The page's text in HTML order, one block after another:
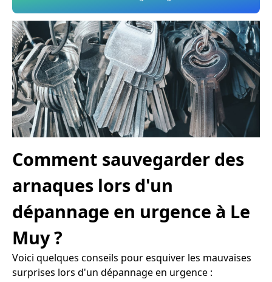
Comment sauvegarder des
arnaques lors d'un
dépannage en urgence à Le
Muy ?
Voici quelques conseils pour esquiver les mauvaises
surprises lors d'un dépannage en urgence :